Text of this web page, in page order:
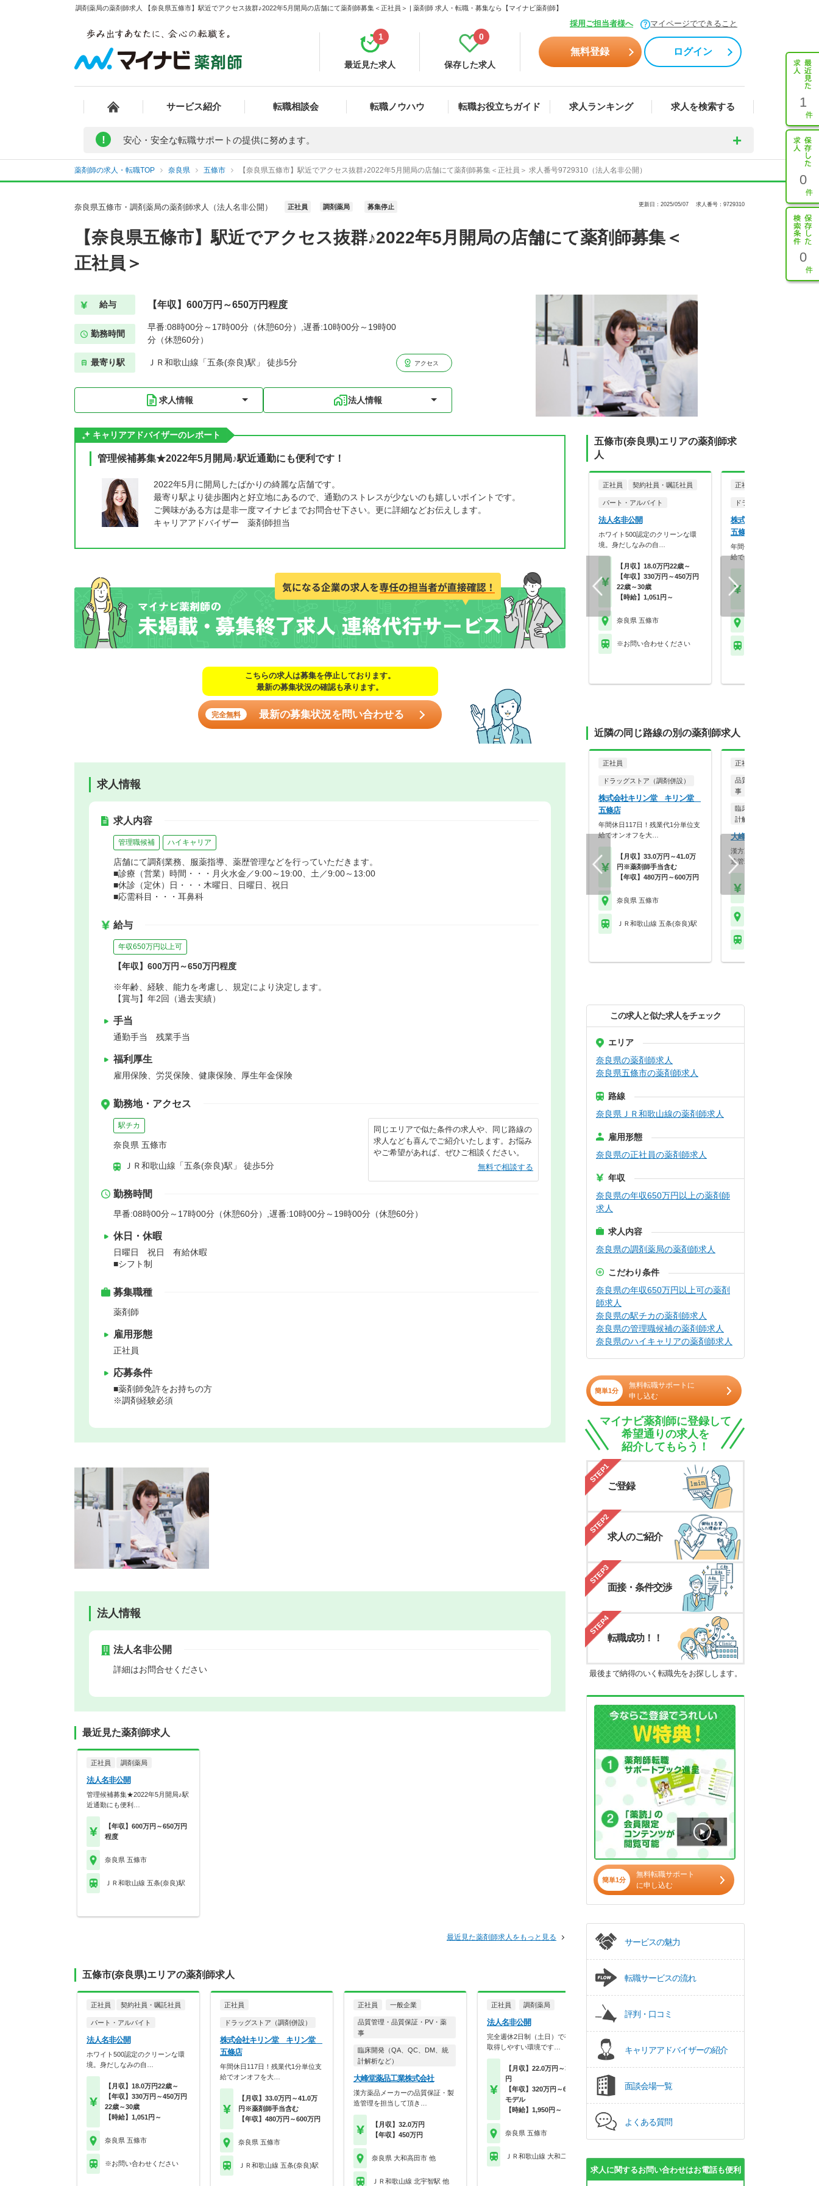
調剤薬局の薬剤師求人 【奈良県五條市】駅近でアクセス抜群♪2022年5月開局の店舗にて薬剤師募集＜正社員＞ | 薬剤師 求人・転職・募集なら【マイナビ薬剤師】
採用ご担当者様へ マイページでできること
最近見た求人
1
保存した求人
0
無料登録 ログイン
サービス紹介 転職相談会 転職ノウハウ 転職お役立ちガイド 求人ランキング 求人を検索する 1
0
0
! 安心・安全な転職サポートの提供に努めます。
薬剤師の求人・転職TOP 奈良県 五條市 【奈良県五條市】駅近でアクセス抜群♪2022年5月開局の店舗にて薬剤師募集＜正社員＞ 求人番号9729310（法人名非公開）
奈良県五條市・調剤薬局の薬剤師求人（法人名非公開） 正社員 調剤薬局 募集停止 更新日：2025/05/07 求人番号：9729310
【奈良県五條市】駅近でアクセス抜群♪2022年5月開局の店舗にて薬剤師募集＜
正社員＞
給与 【年収】600万円～650万円程度
勤務時間
早番:08時00分～17時00分（休憩60分）,遅番:10時00分～19時00
分（休憩60分）
最寄り駅 ＪＲ和歌山線「五条(奈良)駅」 徒歩5分 アクセス
求人情報 法人情報
キャリアアドバイザーのレポート
管理候補募集★2022年5月開局♪駅近通勤にも便利です！
2022年5月に開局したばかりの綺麗な店舗です。
最寄り駅より徒歩圏内と好立地にあるので、通勤のストレスが少ないのも嬉しいポイントです。
ご興味がある方は是非一度マイナビまでお問合せ下さい。更に詳細などお伝えします。
キャリアアドバイザー 薬剤師担当
こちらの求人は募集を停止しております。
最新の募集状況の確認も承ります。
完全無料 最新の募集状況を問い合わせる
求人情報
求人内容
管理職候補 ハイキャリア
店舗にて調剤業務、服薬指導、薬歴管理などを行っていただきます。
■診療（営業）時間・・・月火水金／9:00～19:00、土／9:00～13:00
■休診（定休）日・・・木曜日、日曜日、祝日
■応需科目・・・耳鼻科
給与
年収650万円以上可
【年収】600万円～650万円程度
※年齢、経験、能力を考慮し、規定により決定します。
【賞与】年2回（過去実績）
手当
通勤手当 残業手当
福利厚生
雇用保険、労災保険、健康保険、厚生年金保険
勤務地・アクセス
駅チカ
奈良県 五條市
ＪＲ和歌山線「五条(奈良)駅」 徒歩5分
同じエリアで似た条件の求人や、同じ路線の
求人なども喜んでご紹介いたします。お悩み
やご希望があれば、ぜひご相談ください。
無料で相談する
勤務時間
早番:08時00分～17時00分（休憩60分）,遅番:10時00分～19時00分（休憩60分）
休日・休暇
日曜日 祝日 有給休暇
■シフト制
募集職種
薬剤師
雇用形態
正社員
応募条件
■薬剤師免許をお持ちの方
※調剤経験必須
法人情報
法人名非公開
詳細はお問合せください
最近見た薬剤師求人
正社員 調剤薬局
法人名非公開
管理候補募集★2022年5月開局♪駅
近通勤にも便利…
【年収】600万円～650万円
程度
奈良県 五條市
ＪＲ和歌山線 五条(奈良)駅
最近見た薬剤師求人をもっと見る
五條市(奈良県)エリアの薬剤師求人
正社員 契約社員・嘱託社員
パート・アルバイト
法人名非公開
ホワイト500認定のクリーンな環
境。身だしなみの自…
【月収】18.0万円22歳～
【年収】330万円～450万円
22歳～30歳
【時給】1,051円～
奈良県 五條市
※お問い合わせください
正社員
ドラッグストア（調剤併設）
株式会社キリン堂 キリン堂
五條店
年間休日117日！残業代1分単位支
給でオンオフを大…
【月収】33.0万円～41.0万
円※薬剤師手当含む
【年収】480万円～600万円
奈良県 五條市
ＪＲ和歌山線 五条(奈良)駅
正社員 一般企業
品質管理・品質保証・PV・薬
事
臨床開発（QA、QC、DM、統
計解析など）
大峰堂薬品工業株式会社
漢方薬品メーカーの品質保証・製
造管理を担当して頂き…
【月収】32.0万円
【年収】450万円
奈良県 大和高田市 他
ＪＲ和歌山線 北宇智駅 他
正社員 調剤薬局
法人名非公開
完全週休2日制（土日）で有給も
取得しやすい環境です…
【月収】22.0万円～35.0万
円
【年収】320万円～670万円
モデル
【時給】1,950円～
奈良県 五條市
ＪＲ和歌山線 大和二見駅
事
金陽製薬株式会社 本社
【年収】350万円～450万円
程度 ※想定年収
ＪＲ和歌山線 北宇智駅
五條市(奈良県)エリアの薬剤師求
人
正社員 契約社員・嘱託社員
パート・アルバイト
法人名非公開
ホワイト500認定のクリーンな環
境。身だしなみの自…
【月収】18.0万円22歳～
【年収】330万円～450万円
22歳～30歳
【時給】1,051円～
奈良県 五條市
※お問い合わせください
正社員
ドラッグストア（調剤併設
株式会社キリン堂 キリ
五條店
年間休日117日！残業代1分
給でオンオフを大…
近隣の同じ路線の別の薬剤師求人
正社員
ドラッグストア（調剤併設）
株式会社キリン堂 キリン堂
五條店
年間休日117日！残業代1分単位支
給でオンオフを大…
【月収】33.0万円～41.0万
円※薬剤師手当含む
【年収】480万円～600万円
奈良県 五條市
ＪＲ和歌山線 五条(奈良)駅
正社員
品質管理・品質保証・PV・
事
臨床開発（QA、QC、DM
計解析など）
大峰堂薬品工業株式会社
漢方薬品メーカーの品質保証
造管理を担当して頂き…
この求人と似た求人をチェック
エリア
奈良県の薬剤師求人
奈良県五條市の薬剤師求人
路線
奈良県ＪＲ和歌山線の薬剤師求人
雇用形態
奈良県の正社員の薬剤師求人
年収
奈良県の年収650万円以上の薬剤師
求人
求人内容
奈良県の調剤薬局の薬剤師求人
こだわり条件
奈良県の年収650万円以上可の薬剤
師求人
奈良県の駅チカの薬剤師求人
奈良県の管理職候補の薬剤師求人
奈良県のハイキャリアの薬剤師求人
簡単1分
無料転職サポートに
申し込む
マイナビ薬剤師に登録して
希望通りの求人を
紹介してもらう！
STEP1
ご登録
STEP2
求人のご紹介
STEP3
面接・条件交渉
STEP4
転職成功！！
最後まで納得のいく転職先をお探しします。
簡単1分
無料転職サポート
に申し込む
サービスの魅力
転職サービスの流れ
評判・口コミ
キャリアアドバイザーの紹介
面談会場一覧
よくある質問
求人に関するお問い合わせはお電話も便利